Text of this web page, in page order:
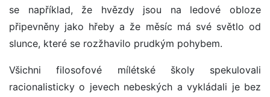
se například, že hvězdy jsou na ledové obloze
připevněny jako hřeby a že měsíc má své světlo od
slunce, které se rozžhavilo prudkým pohybem.
Všichni filosofové mílétské školy spekulovali
racionalisticky o jevech nebeských a vykládali je bez